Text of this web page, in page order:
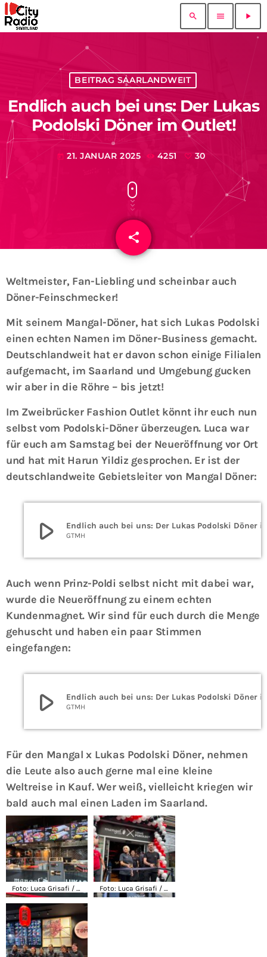
search menu play_arrow
BEITRAG SAARLANDWEIT
Endlich auch bei uns: Der Lukas
Podolski Döner im Outlet!
today 21. JANUAR 2025 4251 30
share
email
Weltmeister, Fan-Liebling und scheinbar auch
Döner-Feinschmecker!
Mit seinem Mangal-Döner, hat sich Lukas Podolski
einen echten Namen im Döner-Business gemacht.
Deutschlandweit hat er davon schon einige Filialen
aufgemacht, im Saarland und Umgebung gucken
wir aber in die Röhre – bis jetzt!
Im Zweibrücker Fashion Outlet könnt ihr euch nun
selbst vom Podolski-Döner überzeugen. Luca war
für euch am Samstag bei der Neueröffnung vor Ort
und hat mit Harun Yildiz gesprochen. Er ist der
deutschlandweite Gebietsleiter von Mangal Döner:
play_arrow GTMH
Auch wenn Prinz-Poldi selbst nicht mit dabei war,
wurde die Neueröffnung zu einem echten
Kundenmagnet. Wir sind für euch durch die Menge
gehuscht und haben ein paar Stimmen
eingefangen:
play_arrow GTMH
Für den Mangal x Lukas Podolski Döner, nehmen
die Leute also auch gerne mal eine kleine
Weltreise in Kauf. Wer weiß, vielleicht kriegen wir
bald auch mal einen Laden im Saarland.
Foto: Luca Grisafi / CityRadio Saarland Foto: Luca Grisafi / CityRadio Saarland